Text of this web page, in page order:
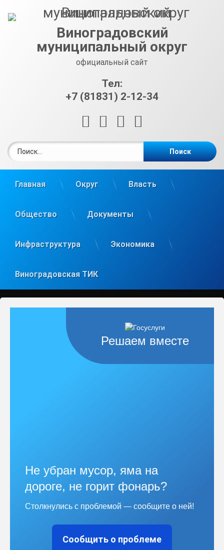
Виноградовский
муниципальный округ
официальный сайт
Тел:
+7 (81831) 2-12-34
RSS E-mailВКонтакте
Главная Округ Власть
Общество Документы
Инфраструктура Экономика
Виноградовская ТИК
Решаем вместе
Не убран мусор, яма на
дороге, не горит фонарь?
Столкнулись с проблемой — сообщите о ней!
Сообщить о проблеме